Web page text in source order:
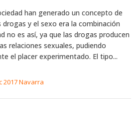
han generado un concepto de
y el sexo era la combinación
no es así, ya que las drogas producen
relaciones sexuales, pudiendo
el placer experimentado. El tipo...
2017 Navarra